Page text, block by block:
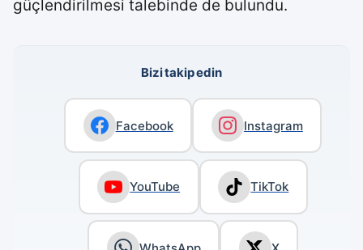
güçlendirilmesi talebinde de bulundu.
Bizi takip edin
Facebook Instagram
YouTube TikTok